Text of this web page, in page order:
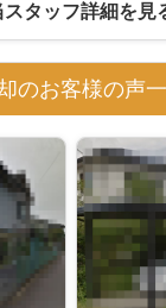
スタッフ詳細を見
のお客様の声